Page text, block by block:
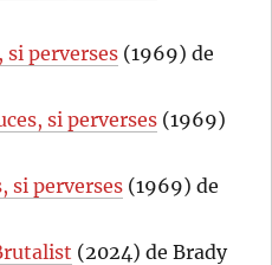
si perverses (1969) de
si perverses (1969)
si perverses (1969) de
(2024) de Brady